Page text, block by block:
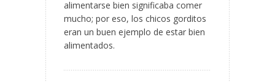
alimentarse bien significaba comer
mucho; por eso, los chicos gorditos
eran un buen ejemplo de estar bien
alimentados.